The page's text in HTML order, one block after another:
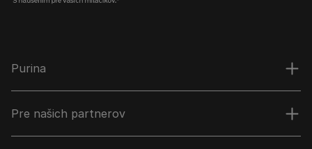
Purina
Pre našich partnerov